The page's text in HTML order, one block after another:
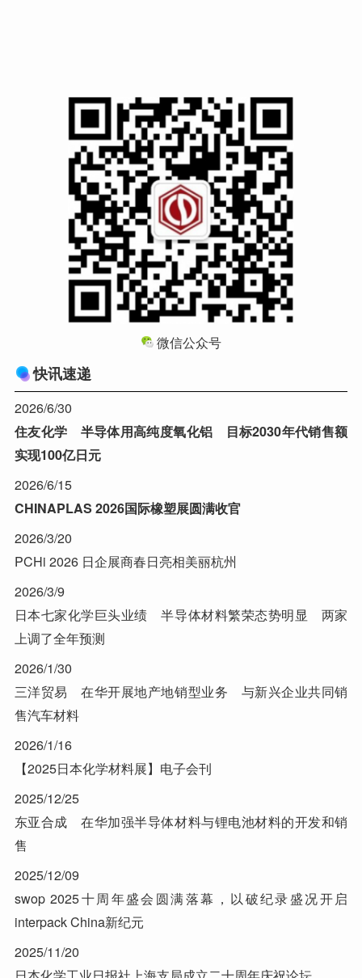
微信公众号
快讯速递
2026/6/30
住友化学 半导体用高纯度氧化铝 目标2030年代销售额
实现100亿日元
2026/6/15
CHINAPLAS 2026国际橡塑展圆满收官
2026/3/20
PCHi 2026 日企展商春日亮相美丽杭州
2026/3/9
日本七家化学巨头业绩 半导体材料繁荣态势明显 两家
上调了全年预测
2026/1/30
三洋贸易 在华开展地产地销型业务 与新兴企业共同销
售汽车材料
2026/1/16
【2025日本化学材料展】电子会刊
2025/12/25
东亚合成 在华加强半导体材料与锂电池材料的开发和销
售
2025/12/09
swop 2025十周年盛会圆满落幕，以破纪录盛况开启
interpack China新纪元
2025/11/20